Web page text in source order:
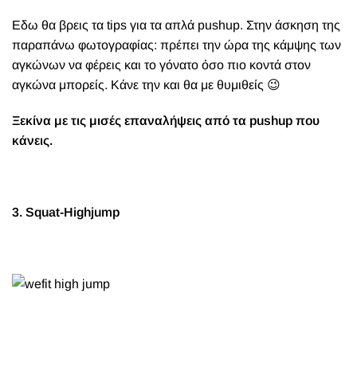
Εδω θα βρεις τα tips για τα απλά pushup. Στην άσκηση της
παραπάνω φωτογραφίας: πρέπει την ώρα της κάμψης των
αγκώνων να φέρεις και το γόνατο όσο πιο κοντά στον
αγκώνα μπορείς. Κάνε την και θα με θυμιθείς 😉
Ξεκίνα με τις μισές επαναλήψεις από τα pushup που
κάνεις.
3. Squat-Highjump